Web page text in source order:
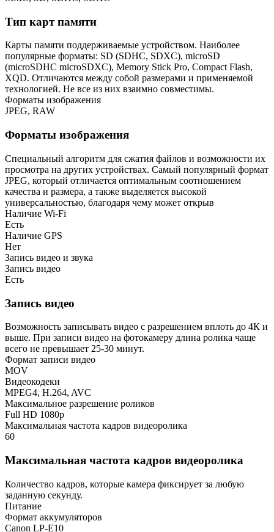
Тип карт памяти
Карты памяти поддерживаемые устройством. Наиболее
популярные форматы: SD (SDHC, SDXC), microSD
(microSDHC microSDXC), Memory Stick Pro, Compact Flash,
XQD. Отличаются между собой размерами и применяемой
технологией. Не все из них взаимно совместимы.
Форматы изображения
JPEG, RAW
Форматы изображения
Специальный алгоритм для сжатия файлов и возможности их
просмотра на других устройствах. Самый популярный формат
JPEG, который отличается оптимальным соотношением
качества и размера, а также выделяется высокой
универсальностью, благодаря чему может открыв
Наличие Wi-Fi
Есть
Наличие GPS
Нет
Запись видео и звука
Запись видео
Есть
Запись видео
Возможность записывать видео с разрешением вплоть до 4К и
выше. При записи видео на фотокамеру длина ролика чаще
всего не превышает 25-30 минут.
Формат записи видео
MOV
Видеокодеки
MPEG4, H.264, AVC
Максимальное разрешение роликов
Full HD 1080p
Максимальная частота кадров видеоролика
60
Максимальная частота кадров видеоролика
Количество кадров, которые камера фиксирует за любую
заданную секунду.
Питание
Формат аккумуляторов
Canon LP-E10